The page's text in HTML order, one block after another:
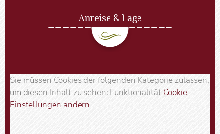
Anreise & Lage
Sie müssen Cookies der folgenden Kategorie zulassen,
um diesen Inhalt zu sehen: Funktionalität Cookie
Einstellungen ändern